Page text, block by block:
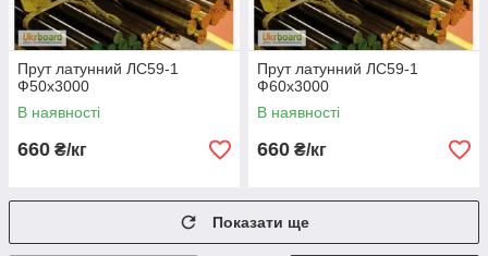
Прут латунний ЛС59-1
Ф50х3000
В наявності
660 ₴/кг
Прут латунний ЛС59-1
Ф60х3000
В наявності
660 ₴/кг
Показати ще